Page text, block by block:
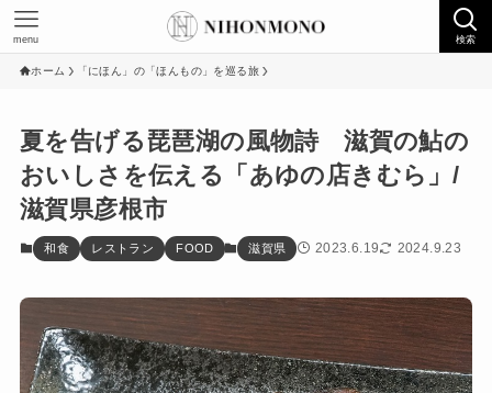
検索
menu
ホーム 「にほん」の「ほんもの」を巡る旅
夏を告げる琵琶湖の風物詩 滋賀の鮎の
おいしさを伝える「あゆの店きむら」/
滋賀県彦根市
和食 レストラン FOOD 滋賀県 2023.6.19 2024.9.23